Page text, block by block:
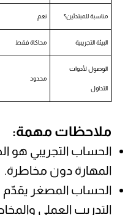
مناسبة للمبتدئين؟ نعم
البيئة التجريبية محاكاة فقط
الوصول لأدوات
التداول
محدود
ملاحظات مهمة:
الحساب التجريبي هو
المهارة دون مخاطرة.
الحساب المصغر يقدّم
التدريب العملي